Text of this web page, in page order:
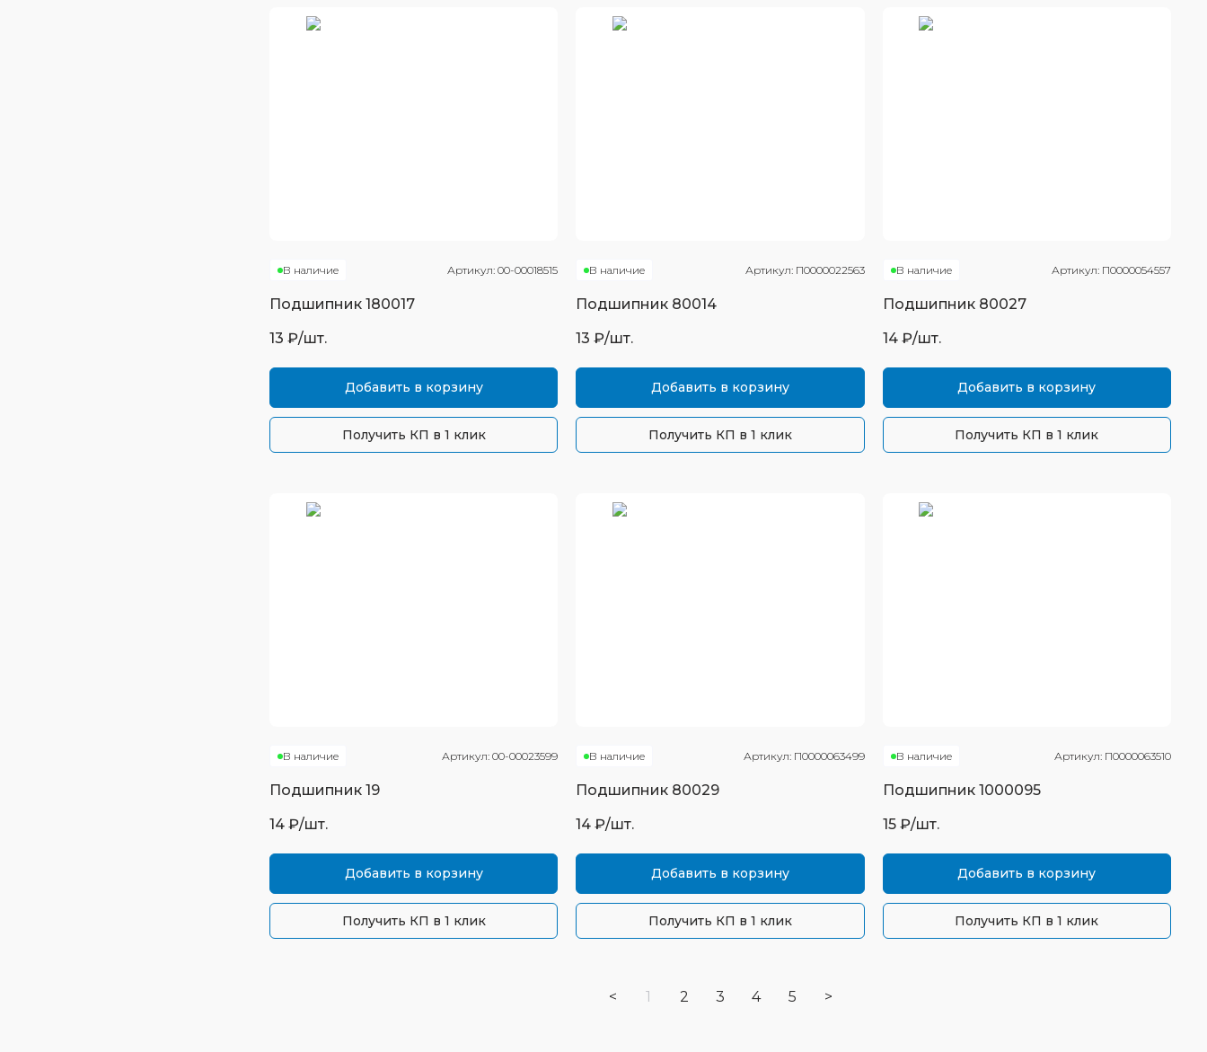
В наличие Артикул:00-00018515
Подшипник 180017
13 ₽/шт.
Добавить в корзину
Получить КП в 1 клик
В наличие Артикул: П0000022563
Подшипник 80014
13 ₽/шт.
Добавить в корзину
Получить КП в 1 клик
В наличие Артикул: П0000054557
Подшипник 80027
14 ₽/шт.
Добавить в корзину
Получить КП в 1 клик
В наличие Артикул:00-00023599
Подшипник 19
14 ₽/шт.
Добавить в корзину
Получить КП в 1 клик
В наличие Артикул: П0000063499
Подшипник 80029
14 ₽/шт.
Добавить в корзину
Получить КП в 1 клик
В наличие Артикул: П0000063510
Подшипник 1000095
15 ₽/шт.
Добавить в корзину
Получить КП в 1 клик
< 1 2 3 4 5 >